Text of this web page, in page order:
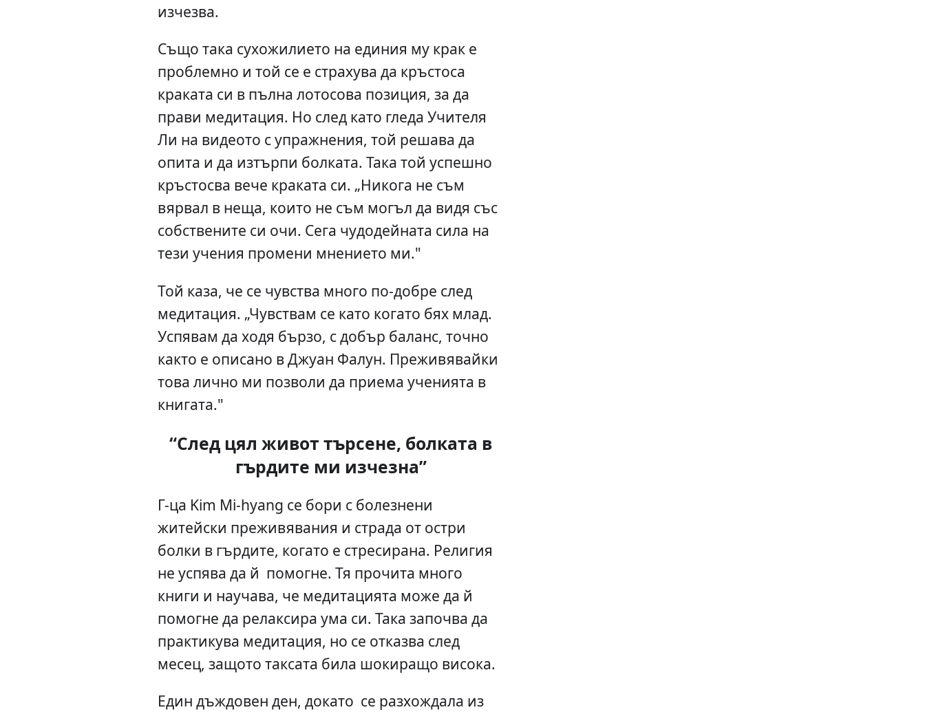
изчезва.
Също така сухожилието на единия му крак е
проблемно и той се е страхува да кръстоса
краката си в пълна лотосова позиция, за да
прави медитация. Но след като гледа Учителя
Ли на видеото с упражнения, той решава да
опита и да изтърпи болката. Така той успешно
кръстосва вече краката си. „Никога не съм
вярвал в неща, които не съм могъл да видя със
собствените си очи. Сега чудодейната сила на
тези учения промени мнението ми."
Той каза, че се чувства много по-добре след
медитация. „Чувствам се като когато бях млад.
Успявам да ходя бързо, с добър баланс, точно
както е описано в Джуан Фалун. Преживявайки
това лично ми позволи да приема ученията в
книгата."
“След цял живот търсене, болката в
гърдите ми изчезна”
Г-ца Kim Mi-hyang се бори с болезнени
житейски преживявания и страда от остри
болки в гърдите, когато е стресирана. Религия
не успява да й помогне. Тя прочита много
книги и научава, че медитацията може да й
помогне да релаксира ума си. Така започва да
практикува медитация, но се отказва след
месец, защото таксата била шокиращо висока.
Един дъждовен ден, докато се разхождала из